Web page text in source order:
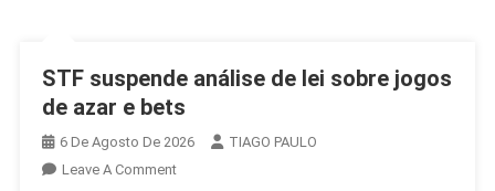
STF suspende análise de lei sobre jogos
de azar e bets
6 De Agosto De 2026
TIAGO PAULO
Leave A CommentOn